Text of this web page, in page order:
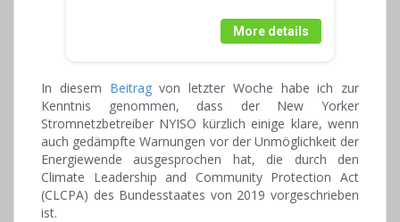
More details
In diesem Beitragvon letzter Woche habe ich zur
Kenntnis genommen, dass der New Yorker
Stromnetzbetreiber NYISO kürzlich einige klare, wenn
auch gedämpfte Warnungen vor der Unmöglichkeit der
Energiewende ausgesprochen hat, die durch den
Climate Leadership and Community Protection Act
(CLCPA) des Bundesstaates von 2019 vorgeschrieben
ist.